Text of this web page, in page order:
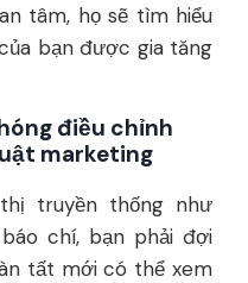
tâm, họ sẽ tìm hiểu
bạn được gia tăng
điều chỉnh
marketing
truyền thống như
chí, bạn phải đợi
tất mới có thể xem